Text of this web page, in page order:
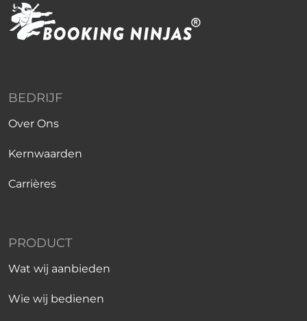
BEDRIJF
Over Ons
Kernwaarden
Carrières
PRODUCT
Wat wij aanbieden
Wie wij bedienen